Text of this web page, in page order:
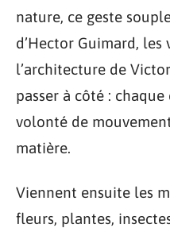
nature, ce geste
d’Hector Guimard, les
l’architecture de
passer à côté :
volonté de
matière.
Viennent ensuite les
fleurs, plantes,